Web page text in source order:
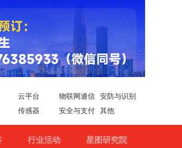
云平台 物联网通信
安防与识别
传感器 安全与支付 其他
行业活动 星图研究院